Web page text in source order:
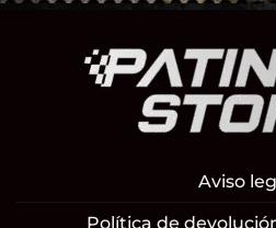
Aviso
Política de